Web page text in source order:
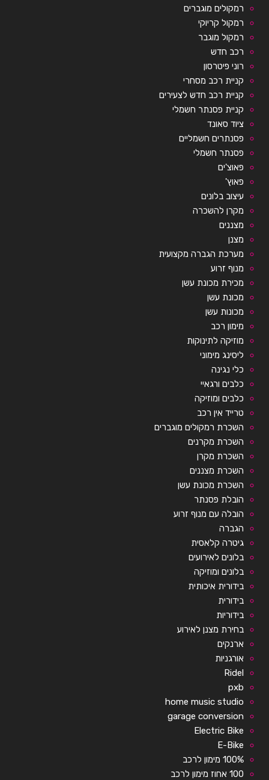
רמקולים מוגברים
רמקול קריוקי
רמקול מוגבר
רכב חדש
רוני פיטרסון
קניית רכב מסחרי
קניית רכב חדש לצעירים
קניית פסנתר חשמלי
ציוד סאונד
פסנתרים חשמליים
פסנתר חשמלי
פאוצ'ים
פאוץ'
עיצוב בלונים
מקרן להשכרה
מצננים
מצנן
מערכת הגברה מקצועית
מנוף זרוע
מכירת מכונת עשן
מכונת עשן
מכונות עשן
מימון רכב
מוזיקה לתינוקות
ליסינג מימוני
כלי נגינה
כלבים ורגאיי
כלבים ומוזיקה
טרייד אין רכב
השכרת רמקולים מוגברים
השכרת מקרנים
השכרת מקרן
השכרת מצננים
השכרת מכונת עשן
הובלת פסנתר
הובלה עם מנוף זרוע
הגברה
גיטרה קלאסית
בלונים לאירועים
בלונים ומוזיקה
בידורית איכותית
בידורית
בידוריות
בחירת מצנן לאירוע
ארנקים
אורגניות
Ridel
pxb
home music studio
garage conversion
Electric Bike
E-Bike
100% מימון לרכב
100 אחוז מימון לרכב